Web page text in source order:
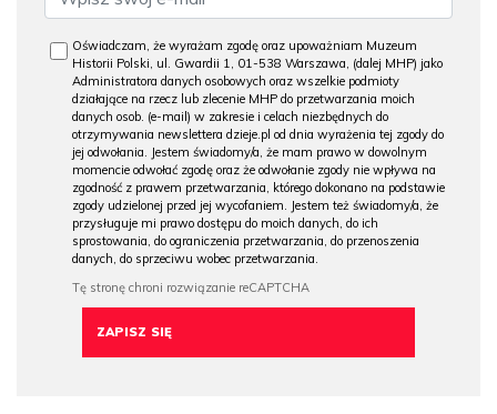
Oświadczam, że wyrażam zgodę oraz upoważniam Muzeum
Historii Polski, ul. Gwardii 1, 01-538 Warszawa, (dalej MHP) jako
Administratora danych osobowych oraz wszelkie podmioty
działające na rzecz lub zlecenie MHP do przetwarzania moich
danych osob. (e-mail) w zakresie i celach niezbędnych do
otrzymywania newslettera dzieje.pl od dnia wyrażenia tej zgody do
jej odwołania. Jestem świadomy/a, że mam prawo w dowolnym
momencie odwołać zgodę oraz że odwołanie zgody nie wpływa na
zgodność z prawem przetwarzania, którego dokonano na podstawie
zgody udzielonej przed jej wycofaniem. Jestem też świadomy/a, że
przysługuje mi prawo dostępu do moich danych, do ich
sprostowania, do ograniczenia przetwarzania, do przenoszenia
danych, do sprzeciwu wobec przetwarzania.